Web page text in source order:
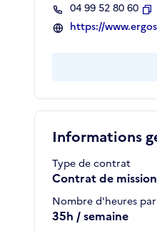
Informations
Type de contrat
Contrat de
Nombre d'heures
35h / semaine
04 99 52 80 60
https://